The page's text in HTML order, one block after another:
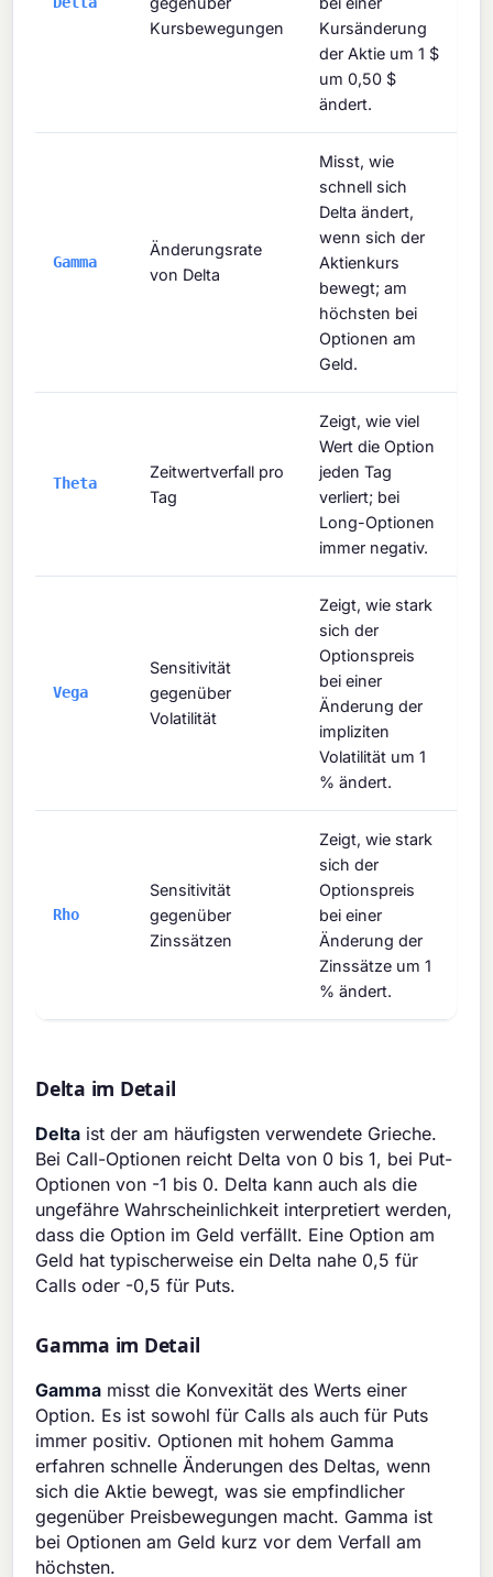
Kursbewegungen
Kursänderung
der Aktie um 1 $
um 0,50 $
ändert.
Gamma
Änderungsrate
von Delta
Misst, wie
schnell sich
Delta ändert,
wenn sich der
Aktienkurs
bewegt; am
höchsten bei
Optionen am
Geld.
Theta
Zeitwertverfall pro
Tag
Zeigt, wie viel
Wert die Option
jeden Tag
verliert; bei
Long-Optionen
immer negativ.
Vega
Sensitivität
gegenüber
Volatilität
Zeigt, wie stark
sich der
Optionspreis
bei einer
Änderung der
impliziten
Volatilität um 1
% ändert.
Rho
Sensitivität
gegenüber
Zinssätzen
Zeigt, wie stark
sich der
Optionspreis
bei einer
Änderung der
Zinssätze um 1
% ändert.
Delta im Detail
Delta ist der am häufigsten verwendete Grieche.
Bei Call-Optionen reicht Delta von 0 bis 1, bei Put-
Optionen von -1 bis 0. Delta kann auch als die
ungefähre Wahrscheinlichkeit interpretiert werden,
dass die Option im Geld verfällt. Eine Option am
Geld hat typischerweise ein Delta nahe 0,5 für
Calls oder -0,5 für Puts.
Gamma im Detail
Gamma misst die Konvexität des Werts einer
Option. Es ist sowohl für Calls als auch für Puts
immer positiv. Optionen mit hohem Gamma
erfahren schnelle Änderungen des Deltas, wenn
sich die Aktie bewegt, was sie empfindlicher
gegenüber Preisbewegungen macht. Gamma ist
bei Optionen am Geld kurz vor dem Verfall am
höchsten.